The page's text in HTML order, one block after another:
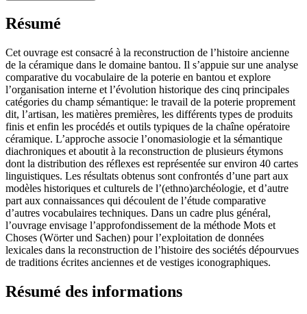
Résumé
Cet ouvrage est consacré à la reconstruction de l’histoire ancienne
de la céramique dans le domaine bantou. Il s’appuie sur une analyse
comparative du vocabulaire de la poterie en bantou et explore
l’organisation interne et l’évolution historique des cinq principales
catégories du champ sémantique: le travail de la poterie proprement
dit, l’artisan, les matières premières, les différents types de produits
finis et enfin les procédés et outils typiques de la chaîne opératoire
céramique. L’approche associe l’onomasiologie et la sémantique
diachroniques et aboutit à la reconstruction de plusieurs étymons
dont la distribution des réflexes est représentée sur environ 40 cartes
linguistiques. Les résultats obtenus sont confrontés d’une part aux
modèles historiques et culturels de l’(ethno)archéologie, et d’autre
part aux connaissances qui découlent de l’étude comparative
d’autres vocabulaires techniques. Dans un cadre plus général,
l’ouvrage envisage l’approfondissement de la méthode Mots et
Choses (Wörter und Sachen) pour l’exploitation de données
lexicales dans la reconstruction de l’histoire des sociétés dépourvues
de traditions écrites anciennes et de vestiges iconographiques.
Résumé des informations